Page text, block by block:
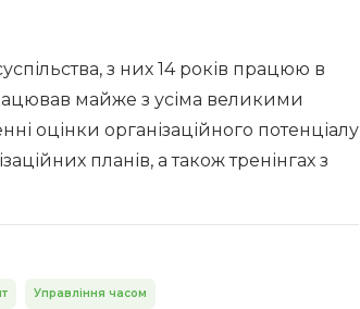
з них 14 років працюю в
майже з усіма великими
оцінки організаційного потенціалу
планів, а також тренінгах з
Управління часом